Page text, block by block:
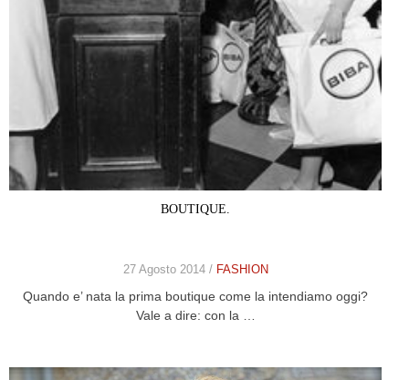
BOUTIQUE.
27 Agosto 2014 / FASHION
Quando e’ nata la prima boutique come la intendiamo oggi?
Vale a dire: con la …